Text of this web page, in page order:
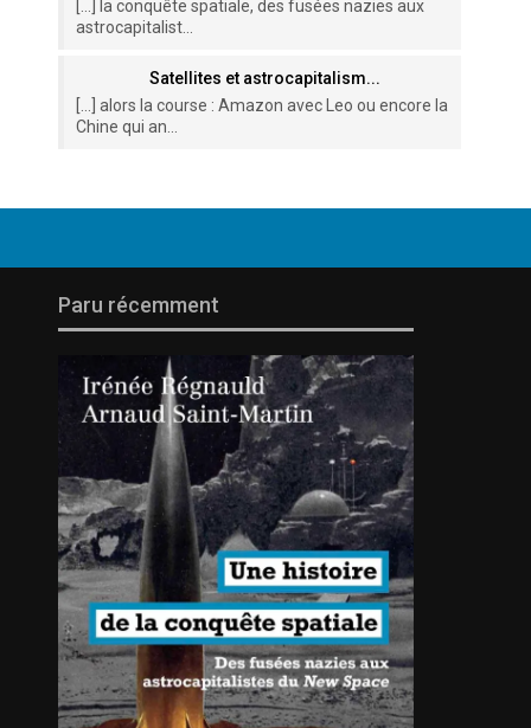
[…] la conquête spatiale, des fusées nazies aux
astrocapitalist...
Satellites et astrocapitalism...
[…] alors la course : Amazon avec Leo ou encore la
Chine qui an...
Paru récemment